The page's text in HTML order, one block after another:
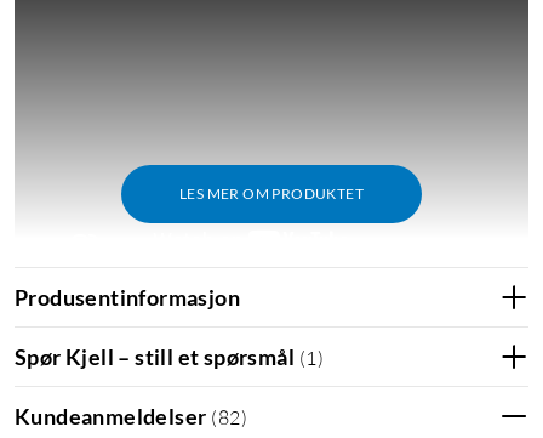
LES MER OM PRODUKTET
Produsentinformasjon
Spør Kjell – still et spørsmål (1 )
Kundeanmeldelser (82)